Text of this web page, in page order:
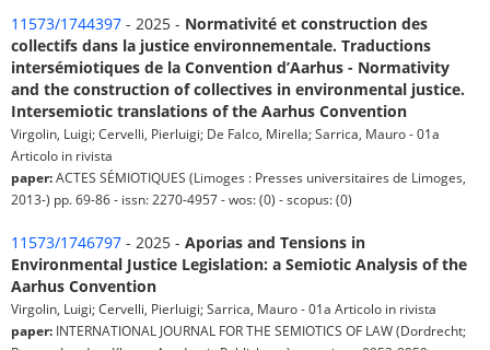
11573/1744397 - 2025 - Normativité et construction des
collectifs dans la justice environnementale. Traductions
intersémiotiques de la Convention d’Aarhus - Normativity
and the construction of collectives in environmental justice.
Intersemiotic translations of the Aarhus Convention
Virgolin, Luigi; Cervelli, Pierluigi; De Falco, Mirella; Sarrica, Mauro - 01a
Articolo in rivista
paper:ACTES SÉMIOTIQUES (Limoges : Presses universitaires de Limoges,
2013-) pp. 69-86 - issn: 2270-4957 - wos: (0) - scopus: (0)
11573/1746797 - 2025 - Aporias and Tensions in
Environmental Justice Legislation: a Semiotic Analysis of the
Aarhus Convention
Virgolin, Luigi; Cervelli, Pierluigi; Sarrica, Mauro - 01a Articolo in rivista
paper: INTERNATIONAL JOURNAL FOR THE SEMIOTICS OF LAW (Dordrecht;